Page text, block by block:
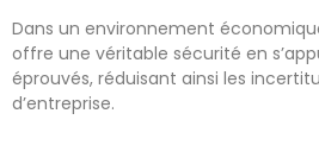
Dans un environnement
offre une véritable sécurité en
éprouvés, réduisant ainsi les
d’entreprise.